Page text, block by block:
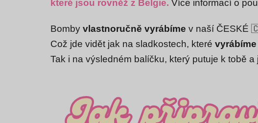
které jsou rovněž z Belgie. Více informací o
Bomby vlastnoručně vyrábíme v naší ČESKÉ
Což jde vidět jak na sladkostech, které
Tak i na výsledném balíčku, který putuje k tobě